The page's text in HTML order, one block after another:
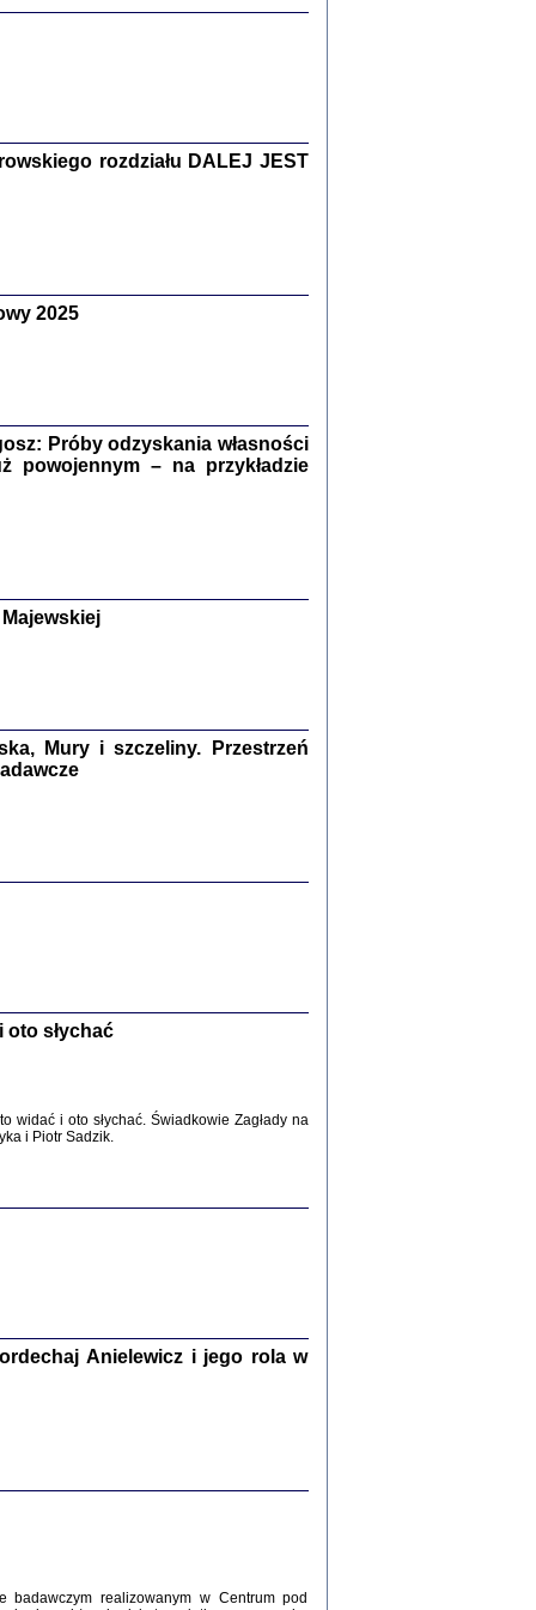
Warszawa 2018
Warszawa 2017
PRZESZLI ...
w bunkrze (Żółkiew 1942-1944)
opatrzyła Barbara Engelking i Havi Dreifuss
rozdziału DALEJ JEST
2025
Próby odzyskania własności
powojennym – na przykładzie
Mury i szczeliny. Przestrzeń
oto słychać
widać i oto słychać. Świadkowie Zagłady na
i Piotr Sadzik.
Anielewicz i jego rola w
badawczym realizowanym w Centrum pod